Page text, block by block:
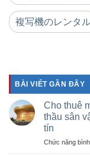
複写機のレンタ
BÀI VIẾT GẦN ĐÂY
Cho thuê
thầu sân
tín
Chức năng